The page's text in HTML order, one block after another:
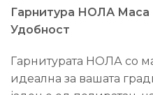
Гарнитура НОЛА Маса
Удобност
Гарнитурата НОЛА со
идеална за вашата